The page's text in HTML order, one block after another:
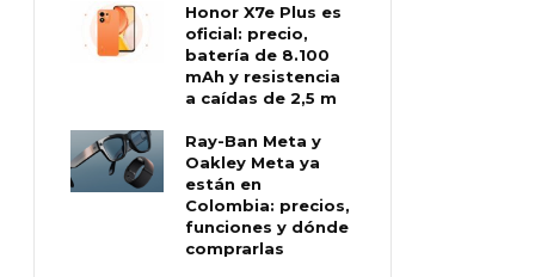
Honor X7e Plus es
oficial: precio,
batería de 8.100
mAh y resistencia
a caídas de 2,5 m
Ray-Ban Meta y
Oakley Meta ya
están en
Colombia: precios,
funciones y dónde
comprarlas